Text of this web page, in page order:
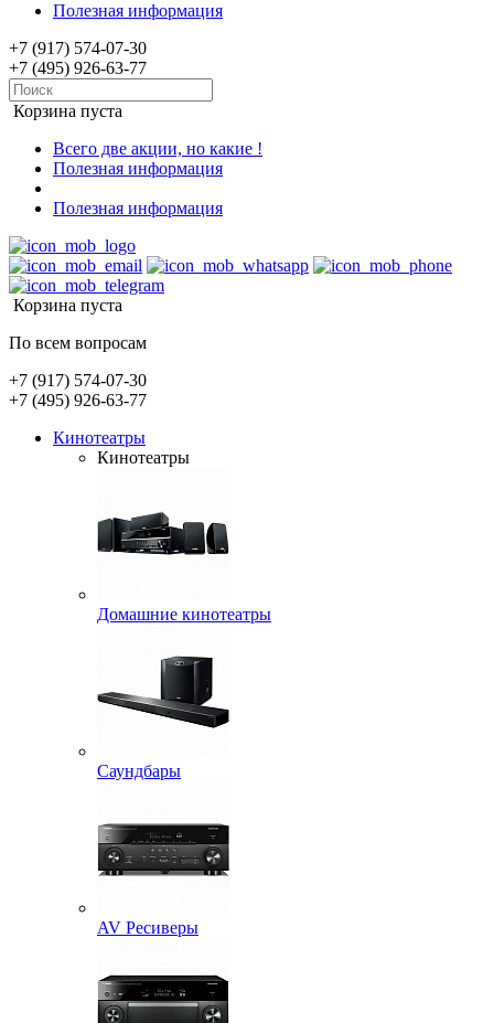
Полезная информация
+7 (917) 574-07-30
+7 (495) 926-63-77
Корзина пуста
Всего две акции, но какие !
Полезная информация
Полезная информация
Корзина пуста
По всем вопросам
+7 (917) 574-07-30
+7 (495) 926-63-77
Кинотеатры
Кинотеатры
Домашние кинотеатры
Саундбары
AV Ресиверы